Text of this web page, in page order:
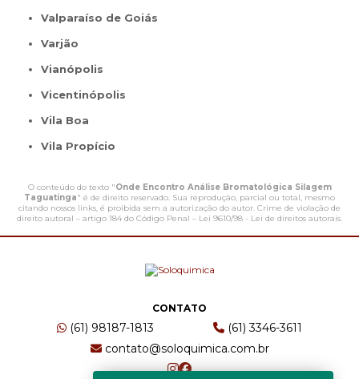
Valparaíso de Goiás
Varjão
Vianópolis
Vicentinópolis
Vila Boa
Vila Propício
O conteúdo do texto "Onde Encontro Análise Bromatológica Silagem
Taguatinga" é de direito reservado. Sua reprodução, parcial ou total, mesmo
citando nossos links, é proibida sem a autorização do autor. Crime de violação de
direito autoral – artigo 184 do Código Penal – Lei 9610/98 - Lei de direitos autorais.
CONTATO
(61) 98187-1813
(61) 3346-3611
contato@soloquimica.com.br